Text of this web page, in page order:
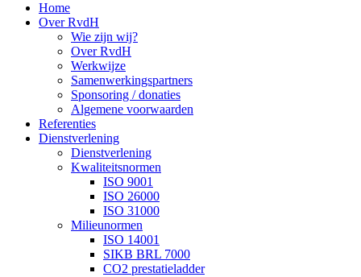
Home
Over RvdH
Wie zijn wij?
Over RvdH
Werkwijze
Samenwerkingspartners
Sponsoring / donaties
Algemene voorwaarden
Referenties
Dienstverlening
Dienstverlening
Kwaliteitsnormen
ISO 9001
ISO 26000
ISO 31000
Milieunormen
ISO 14001
SIKB BRL 7000
CO2 prestatieladder